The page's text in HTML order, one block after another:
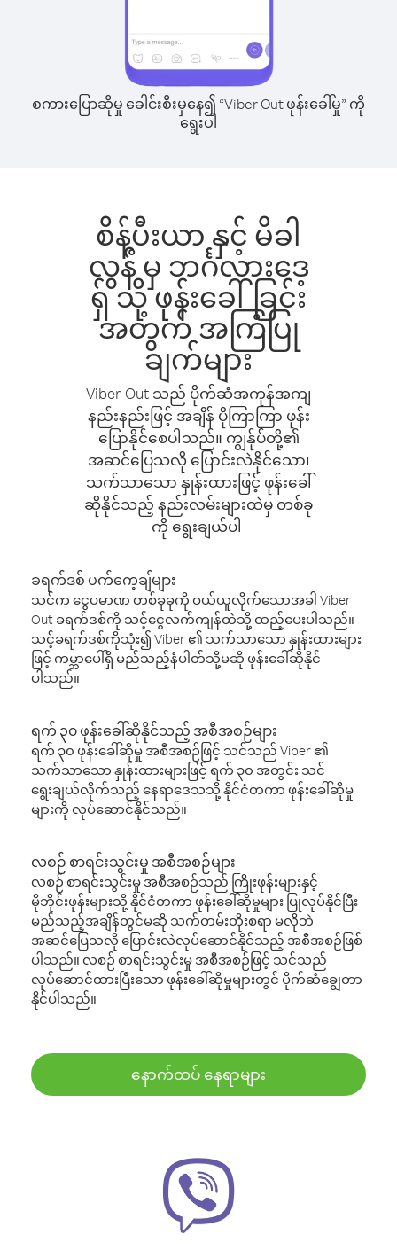
စကားပြောဆိုမှု ခေါင်းစီးမှနေ၍ “Viber Out ဖုန်းခေါ်မှု” ကို
ရွေးပါ
စိန့်ပီးယာ နှင့် မိခါ
လွန် မှ ဘင်္ဂလားဒေ့
ရှ် သို့ ဖုန်းခေါ်ခြင်း
အတွက် အကြံပြု
ချက်များ
Viber Out သည် ပိုက်ဆံအကုန်အကျ
နည်းနည်းဖြင့် အချိန် ပိုကြာကြာ ဖုန်း
ပြောနိုင်စေပါသည်။ ကျွန်ုပ်တို့၏
အဆင်ပြေသလို ပြောင်းလဲနိုင်သော၊
သက်သာသော နှုန်းထားဖြင့် ဖုန်းခေါ်
ဆိုနိုင်သည့် နည်းလမ်းများထဲမှ တစ်ခု
ကို ရွေးချယ်ပါ-
ခရက်ဒစ် ပက်ကေ့ချ်များ
သင်က ငွေပမာဏ တစ်ခုခုကို ဝယ်ယူလိုက်သောအခါ Viber
Out ခရက်ဒစ်ကို သင့်ငွေလက်ကျန်ထဲသို့ ထည့်ပေးပါသည်။
သင့်ခရက်ဒစ်ကိုသုံး၍ Viber ၏ သက်သာသော နှုန်းထားများ
ဖြင့် ကမ္ဘာပေါ်ရှိ မည်သည့်နံပါတ်သို့မဆို ဖုန်းခေါ်ဆိုနိုင်
ပါသည်။
ရက် ၃၀ ဖုန်းခေါ်ဆိုနိုင်သည့် အစီအစဉ်များ
ရက် ၃၀ ဖုန်းခေါ်ဆိုမှု အစီအစဉ်ဖြင့် သင်သည် Viber ၏
သက်သာသော နှုန်းထားများဖြင့် ရက် ၃၀ အတွင်း သင်
ရွေးချယ်လိုက်သည့် နေရာဒေသသို့ နိုင်ငံတကာ ဖုန်းခေါ်ဆိုမှု
များကို လုပ်ဆောင်နိုင်သည်။
လစဉ် စာရင်းသွင်းမှု အစီအစဉ်များ
လစဉ် စာရင်းသွင်းမှု အစီအစဉ်သည် ကြိုးဖုန်းများနှင့်
မိုဘိုင်းဖုန်းများသို့ နိုင်ငံတကာ ဖုန်းခေါ်ဆိုမှုများ ပြုလုပ်နိုင်ပြီး
မည်သည့်အချိန်တွင်မဆို သက်တမ်းတိုးစရာ မလိုဘဲ
အဆင်ပြေသလို ပြောင်းလဲလုပ်ဆောင်နိုင်သည့် အစီအစဉ်ဖြစ်
ပါသည်။ လစဉ် စာရင်းသွင်းမှု အစီအစဉ်ဖြင့် သင်သည်
လုပ်ဆောင်ထားပြီးသော ဖုန်းခေါ်ဆိုမှုများတွင် ပိုက်ဆံချွေတာ
နိုင်ပါသည်။
နောက်ထပ် နေရာများ